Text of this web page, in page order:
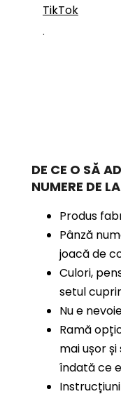
TikTok
.
DE CE O SĂ
NUMERE DE
Produs
Pânză
joacă de
Culori,
setul
Nu e
Ramă
mai ușor
îndată ce